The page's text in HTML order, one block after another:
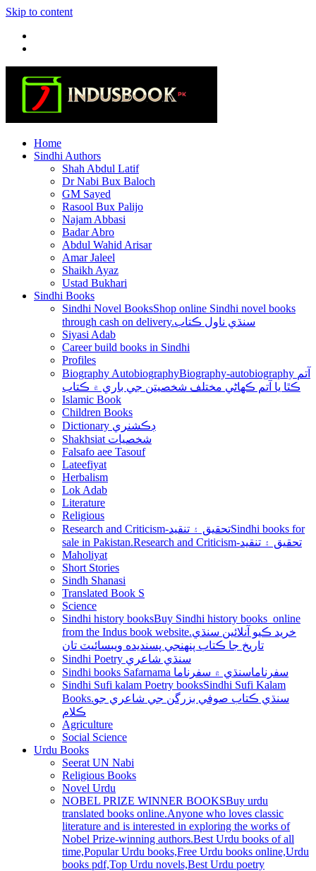
Skip to content
Home
Sindhi Authors
Shah Abdul Latif
Dr Nabi Bux Baloch
GM Sayed
Rasool Bux Palijo
Najam Abbasi
Badar Abro
Abdul Wahid Arisar
Amar Jaleel
Shaikh Ayaz
Ustad Bukhari
Sindhi Books
Sindhi Novel BooksShop online Sindhi novel books
through cash on delivery.سنڌي ناول ڪتاب
Siyasi Adab
Career build books in Sindhi
Profiles
Biography AutobiographyBiography-autobiography آتم
ڪٿا يا آتم ڪھاڻي مختلف شخصيتن جي باري ۾ ڪتاب
Islamic Book
Children Books
Dictionary ڊڪشنري
Shakhsiat شخصيات
Falsafo aee Tasouf
Lateefiyat
Herbalism
Lok Adab
Literature
Religious
Research and Criticism-تحقيق ۽ تنقيدSindhi books for
sale in Pakistan.Research and Criticism-تحقيق ۽ تنقيد
Maholiyat
Short Stories
Sindh Shanasi
Translated Book S
Science
Sindhi history booksBuy Sindhi history books online
from the Indus book website.خريد ڪيو آنلائين سنڌي
تاريخ جا ڪتاب پنھنجي پسنديده ويبسائيٽ تان
Sindhi Poetry سنڌي شاعري
Sindhi books Safarnama سفرناماسنڌي ۾ سفرناما
Sindhi Sufi kalam Poetry booksSindhi Sufi Kalam
Books.سنڌي ڪتاب صوفي بزرگن جي شاعري جو
ڪلام
Agriculture
Social Science
Urdu Books
Seerat UN Nabi
Religious Books
Novel Urdu
NOBEL PRIZE WINNER BOOKSBuy urdu
translated books online.Anyone who loves classic
literature and is interested in exploring the works of
Nobel Prize-winning authors.Best Urdu books of all
time,Popular Urdu books,Free Urdu books online,Urdu
books pdf,Top Urdu novels,Best Urdu poetry